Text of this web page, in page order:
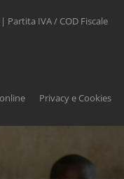
IVA / COD Fiscale
Privacy e Cookies